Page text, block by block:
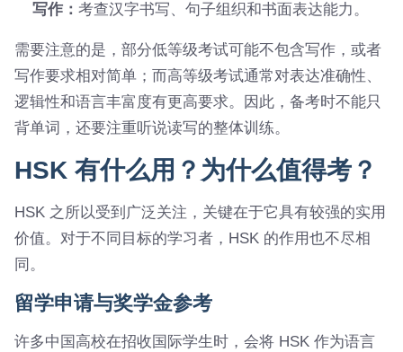
写作： 考查汉字书写、句子组织和书面表达能力。
需要注意的是，部分低等级考试可能不包含写作，或者
写作要求相对简单；而高等级考试通常对表达准确性、
逻辑性和语言丰富度有更高要求。因此，备考时不能只
背单词，还要注重听说读写的整体训练。
HSK 有什么用？为什么值得考？
HSK 之所以受到广泛关注，关键在于它具有较强的实用
价值。对于不同目标的学习者，HSK 的作用也不尽相
同。
留学申请与奖学金参考
许多中国高校在招收国际学生时，会将 HSK 作为语言